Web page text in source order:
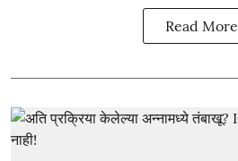
Read More